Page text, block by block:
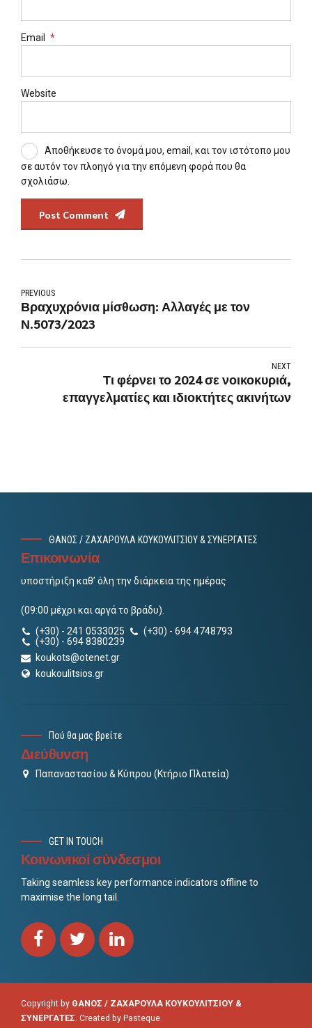
Email *
Website
Αποθήκευσε το όνομά μου, email, και τον ιστότοπο μου
σε αυτόν τον πλοηγό για την επόμενη φορά που θα
σχολιάσω.
Post Comment
PREVIOUS
Βραχυχρόνια μίσθωση: Αλλαγές με τον
Ν.5073/2023
NEXT
Τι φέρνει το 2024 σε νοικοκυριά,
επαγγελματίες και ιδιοκτήτες ακινήτων
ΘΑΝΟΣ / ΖΑΧΑΡΟΥΛΑ ΚΟΥΚΟΥΛΙΤΣΙΟΥ & ΣΥΝΕΡΓΑΤΕΣ
Επικοινωνία
υποστήριξη καθ’ όλη την διάρκεια της ημέρας
(09:00 μέχρι και αργά το βράδυ).
(+30) - 241 0533025
(+30) - 694 4748793
(+30) - 694 8380239
koukots@otenet.gr
koukoulitsios.gr
Πού θα μας βρείτε
Διεύθυνση
Παπαναστασίου & Κύπρου (Κτήριο Πλατεία)
GET IN TOUCH
Κοινωνικοί σύνδεσμοι
Taking seamless key performance indicators offline to
maximise the long tail.
Copyright by ΘΑΝΟΣ / ΖΑΧΑΡΟΥΛΑ ΚΟΥΚΟΥΛΙΤΣΙΟΥ &
ΣΥΝΕΡΓΑΤΕΣ . Created by Pasteque